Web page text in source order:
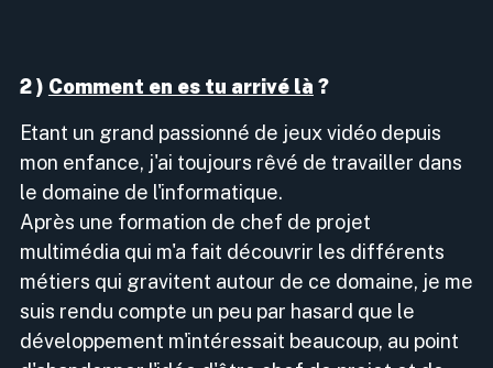
2 ) Comment en es tu arrivé là ?
Etant un grand passionné de jeux vidéo depuis
mon enfance, j'ai toujours rêvé de travailler dans
le domaine de l'informatique.
Après une formation de chef de projet
multimédia qui m'a fait découvrir les différents
métiers qui gravitent autour de ce domaine, je me
suis rendu compte un peu par hasard que le
développement m'intéressait beaucoup, au point